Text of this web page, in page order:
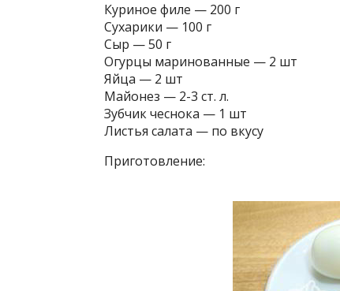
Куриное филе — 200 г
Сухарики — 100 г
Сыр — 50 г
Огурцы маринованные — 2 шт
Яйца — 2 шт
Майонез — 2-3 ст. л.
Зубчик чеснока — 1 шт
Листья салата — по вкусу
Приготовление: